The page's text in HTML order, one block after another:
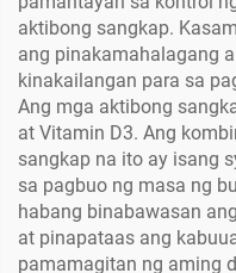
aktibong sangkap.
ang pinakamahalagang
kinakailangan para sa
Ang mga aktibong
at Vitamin D3. Ang
sangkap na ito ay isang
sa pagbuo ng masa ng
habang binabawasan
at pinapataas ang
pamamagitan ng aming